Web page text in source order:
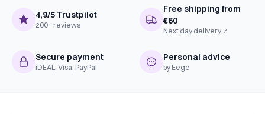
4,9/5 Trustpilot
200+ reviews
Free shipping from
€60
Next day delivery ✓
Secure payment
iDEAL, Visa, PayPal
Personal advice
by Eege